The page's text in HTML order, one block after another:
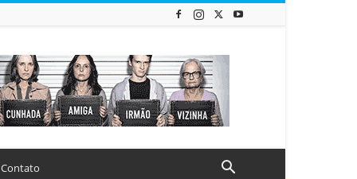
Contato